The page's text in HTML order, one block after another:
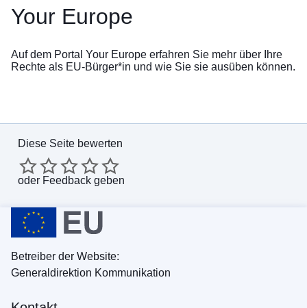
Your Europe
Auf dem Portal Your Europe erfahren Sie mehr über Ihre
Rechte als EU-Bürger*in und wie Sie sie ausüben können.
Diese Seite bewerten
oder Feedback geben
Betreiber der Website:
Generaldirektion Kommunikation